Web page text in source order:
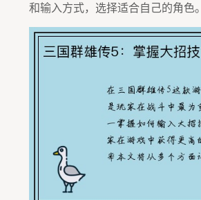
和输入方式，选择适合自己的角色。